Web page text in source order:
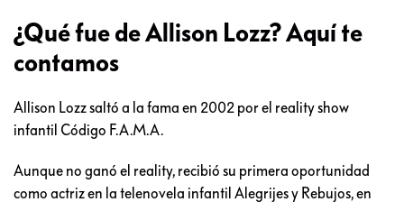
¿Qué fue de Allison Lozz? Aquí te
contamos
Allison Lozz saltó a la fama en 2002 por el reality show
infantil Código F.A.M.A.
Aunque no ganó el reality, recibió su primera oportunidad
como actriz en la telenovela infantil Alegrijes y Rebujos, en